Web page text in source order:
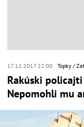
17.12.2017 22:00 Topky
Rakúski
Nepomohli mu